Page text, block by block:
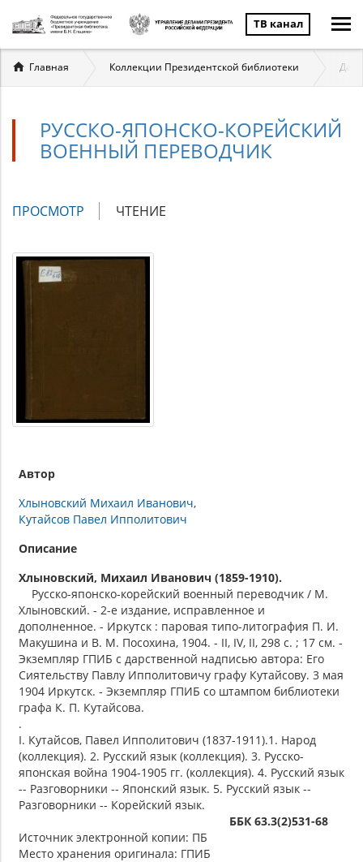
ТВ канал
Вы
здесь
Главная Коллекции Президентской библиотеки
РУССКО-ЯПОНСКО-КОРЕЙСКИЙ
ВОЕННЫЙ ПЕРЕВОДЧИК
Главные
ПРОСМОТР (АКТИВНАЯ
ЧТЕНИЕ
Автор
Хлыновский Михаил Иванович
Кутайсов Павел Ипполитович
Описание
Хлыновский, Михаил Иванович (1859-1910).
Русско-японско-корейский военный переводчик / М.
Хлыновский. - 2-е издание, исправленное и
дополненное. - Иркутск : паровая типо-литография П. И.
Макушина и В. М. Посохина, 1904. - II, IV, II, 298 с. ; 17 см. -
Экземпляр ГПИБ с дарственной надписью автора: Его
Сиятельству Павлу Ипполитовичу графу Кутайсову. 3 мая
1904 Иркутск. - Экземпляр ГПИБ со штампом библиотеки
графа К. П. Кутайсова.
.
I. Кутайсов, Павел Ипполитович (1837-1911).1. Народ
(коллекция). 2. Русский язык (коллекция). 3. Русско-
японская война 1904-1905 гг. (коллекция). 4. Русский язык
-- Разговорники -- Японский язык. 5. Русский язык --
Разговорники -- Корейский язык.
ББК 63.3(2)531-68
Источник электронной копии: ПБ
Место хранения оригинала: ГПИБ